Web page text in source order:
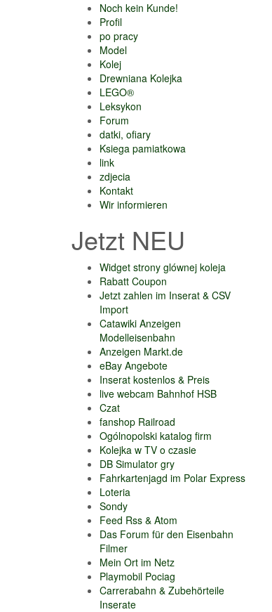
Noch kein Kunde!
Profil
po pracy
Model
Kolej
Drewniana Kolejka
LEGO®
Leksykon
Forum
datki, ofiary
Ksiega pamiatkowa
link
zdjecia
Kontakt
Wir informieren
Jetzt NEU
Widget strony glównej koleja
Rabatt Coupon
Jetzt zahlen im Inserat & CSV
Import
Catawiki Anzeigen
Modelleisenbahn
Anzeigen Markt.de
eBay Angebote
Inserat kostenlos & Preis
live webcam Bahnhof HSB
Czat
fanshop Railroad
Ogólnopolski katalog firm
Kolejka w TV o czasie
DB Simulator gry
Fahrkartenjagd im Polar Express
Loteria
Sondy
Feed Rss & Atom
Das Forum für den Eisenbahn
Filmer
Mein Ort im Netz
Playmobil Pociag
Carrerabahn & Zubehörteile
Inserate